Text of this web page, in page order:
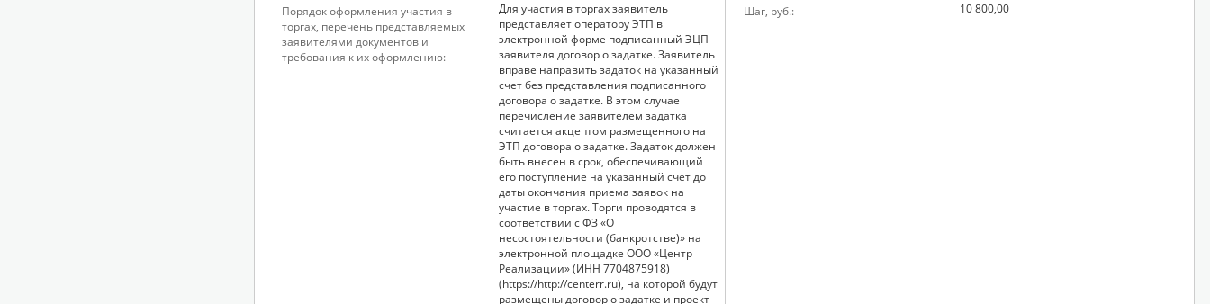
Порядок оформления участия в
торгах, перечень представляемых
заявителями документов и
требования к их оформлению:
Для участия в торгах заявитель
представляет оператору ЭТП в
электронной форме подписанный ЭЦП
заявителя договор о задатке. Заявитель
вправе направить задаток на указанный
счет без представления подписанного
договора о задатке. В этом случае
перечисление заявителем задатка
считается акцептом размещенного на
ЭТП договора о задатке. Задаток должен
быть внесен в срок, обеспечивающий
его поступление на указанный счет до
даты окончания приема заявок на
участие в торгах. Торги проводятся в
соответствии с ФЗ «О
несостоятельности (банкротстве)» на
электронной площадке ООО «Центр
Реализации» (ИНН 7704875918)
(https://http://centerr.ru), на которой будут
размещены договор о задатке и проект
Шаг, руб.: 10 800,00